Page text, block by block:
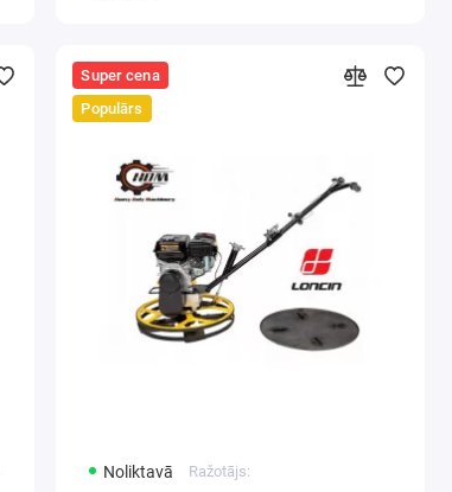
Super cena
Populārs
Noliktavā Ražotājs: